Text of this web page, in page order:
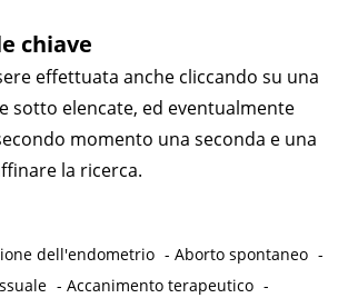
chiave
effettuata anche cliccando su una
sotto elencate, ed eventualmente
momento una seconda e una
la ricerca.
dell'endometrio -Aborto spontaneo -
-Accanimento terapeutico -